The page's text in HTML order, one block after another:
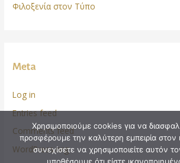
Φιλοξενία στον Τύπο
Meta
Log in
Entries feed
Comments feed
WordPress.org
Χρησιμοποιούμε cookies για να
προσφέρουμε την καλύτερη εμπειρία στον
συνεχίσετε να χρησιμοποιείτε αυτόν